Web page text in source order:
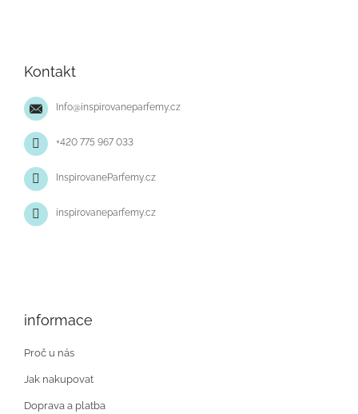
Kontakt
Info@inspirovaneparfemy.cz
+420 775 967 033
InspirovaneParfemy.cz
inspirovaneparfemy.cz
informace
Proč u nás
Jak nakupovat
Doprava a platba